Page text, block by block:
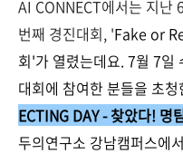
AI CONNECT에서는 지난
번째 경진대회, 'Fake or
회'가 열렸는데요. 7월 7일
대회에 참여한 분들을 초
ECTING DAY - 찾았다! 명
두의연구소 강남캠퍼스에